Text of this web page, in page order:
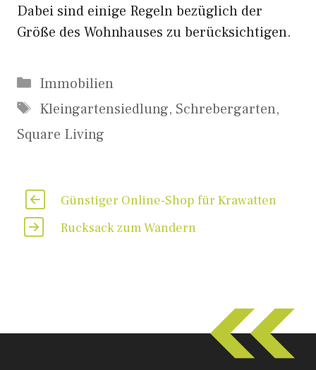
Dabei sind einige Regeln bezüglich der
Größe des Wohnhauses zu berücksichtigen.
Kategorien
Immobilien
Schlagwörter
Kleingartensiedlung, Schrebergarten,
Square Living
Günstiger Online-Shop für Krawatten
Rucksack zum Wandern